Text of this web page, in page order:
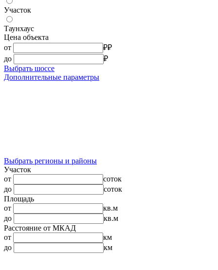
Участок
Таунхаус
Цена объекта
от
₽₽
до
₽
Выбрать шоссе
Дополнительные параметры
Выбрать регионы и районы
Участок
от
соток
до
соток
Площадь
от
кв.м
до
кв.м
Расстояние от МКАД
от
км
до
км